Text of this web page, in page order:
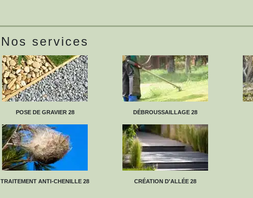
Nos services
POSE DE GRAVIER 28 DÉBROUSSAILLAGE 28
TRAITEMENT ANTI-CHENILLE 28 CRÉATION D'ALLÉE 28